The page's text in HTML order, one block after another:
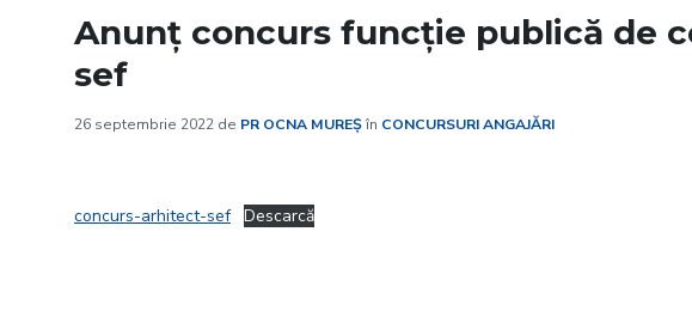
Anunț concurs funcție publică de
sef
26 septembrie 2022 de PR OCNA MUREȘîn CONCURSURI ANGAJĂRI
concurs-arhitect-sef Descarcă